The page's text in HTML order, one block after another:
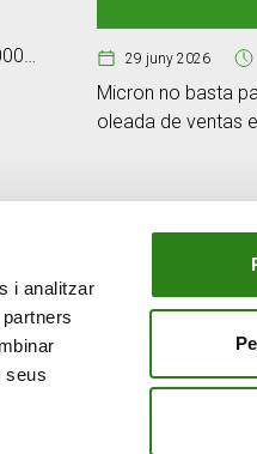
i analitzar
seus
29 juny 2026
Micron no basta
oleada de ventas
EL NOSTRE GRUP
Creand Wealth